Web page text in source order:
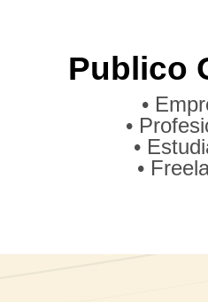
Publico
•
•
•
•